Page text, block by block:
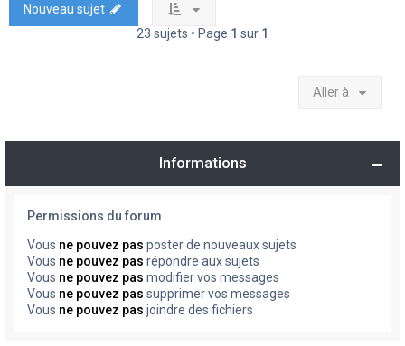
Nouveau sujet
23 sujets • Page 1 sur 1
Aller à
Informations
Permissions du forum
Vous ne pouvez pas poster de nouveaux sujets
Vous ne pouvez pas répondre aux sujets
Vous ne pouvez pas modifier vos messages
Vous ne pouvez pas supprimer vos messages
Vous ne pouvez pas joindre des fichiers